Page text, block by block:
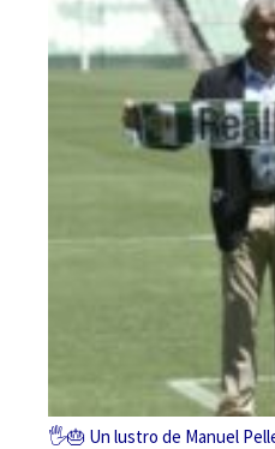
🖐️🎂 Un lustro de Manuel